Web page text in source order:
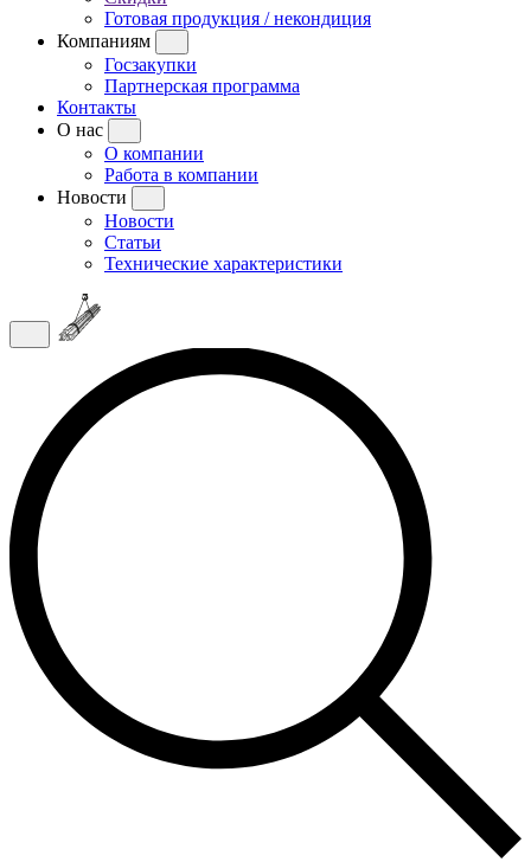
Готовая продукция / некондиция
Компаниям
Госзакупки
Партнерская программа
Контакты
О нас
О компании
Работа в компании
Новости
Новости
Статьи
Технические характеристики